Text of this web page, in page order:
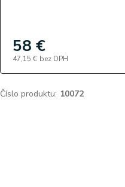
58 €
47,15 € bez DPH
Číslo produktu: 10072